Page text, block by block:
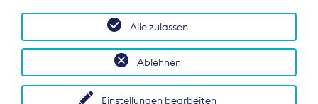
Deutschland und auf EU-Ebene.
Einstellungen bearbeiten
Ablehnen
Alle zulassen